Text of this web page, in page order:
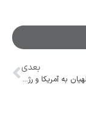
بعدی
هشدار امیرعبداللهیان به آمریکا و رژیم صهیونیستی